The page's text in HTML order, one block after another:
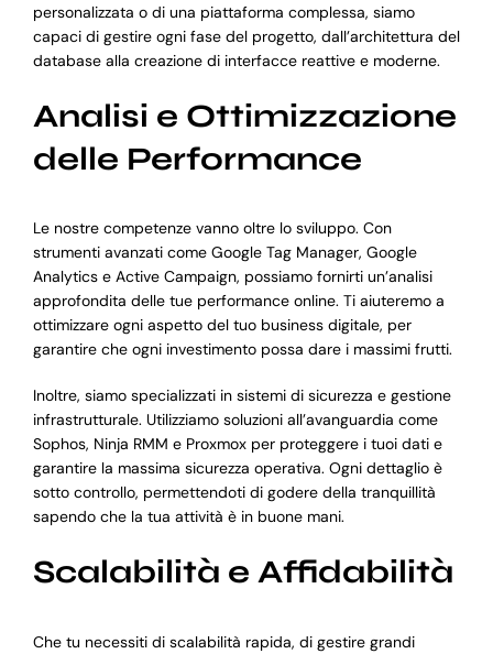
personalizzata o di una piattaforma complessa, siamo
capaci di gestire ogni fase del progetto, dall’architettura del
database alla creazione di interfacce reattive e moderne.
Analisi e Ottimizzazione
delle Performance
Le nostre competenze vanno oltre lo sviluppo. Con
strumenti avanzati come Google Tag Manager, Google
Analytics e Active Campaign, possiamo fornirti un’analisi
approfondita delle tue performance online. Ti aiuteremo a
ottimizzare ogni aspetto del tuo business digitale, per
garantire che ogni investimento possa dare i massimi frutti.
Inoltre, siamo specializzati in sistemi di sicurezza e gestione
infrastrutturale. Utilizziamo soluzioni all’avanguardia come
Sophos, Ninja RMM e Proxmox per proteggere i tuoi dati e
garantire la massima sicurezza operativa. Ogni dettaglio è
sotto controllo, permettendoti di godere della tranquillità
sapendo che la tua attività è in buone mani.
Scalabilità e Affidabilità
Che tu necessiti di scalabilità rapida, di gestire grandi